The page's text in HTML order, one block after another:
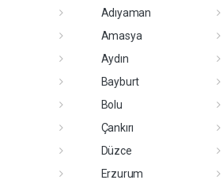
Adıyaman
Amasya
Aydın
Bayburt
Bolu
Çankırı
Düzce
Erzurum